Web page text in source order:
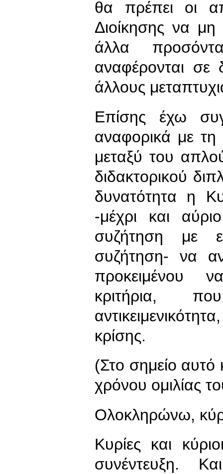
θα πρέπει οι
Διοίκησης να
άλλα
αναφέρονται σε
άλλους
Επίσης έχω
αναφορικά με
μεταξύ του
διδακτορικού
δυνατότητα η
-μέχρι και
συζήτηση με
συζήτηση- να
προκειμένου
κριτήρια,
κρίσης.
(Στο σημείο αυτό
χρόνου ομιλίας
Ολοκληρώνω,
Κυρίες και
συνέντευξη.